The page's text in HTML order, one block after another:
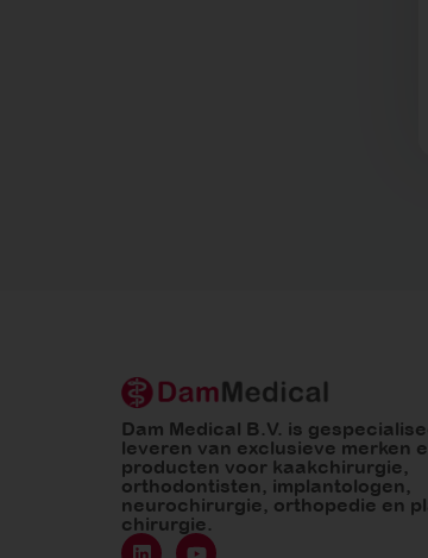
Dam Medical B.V. is
leveren van exclusieve merken
producten voor kaakchirurgie,
orthodontisten, implantologen,
neurochirurgie, orthopedie en
chirurgie.